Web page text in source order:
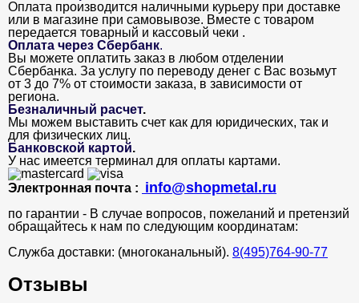
Оплата производится наличными курьеру при доставке
или в магазине при самовывозе. Вместе с товаром
передается товарный и кассовый чеки .
Оплата через Сбербанк.
Вы можете оплатить заказ в любом отделении
Сбербанка. За услугу по переводу денег с Вас возьмут
от 3 до 7% от стоимости заказа, в зависимости от
региона.
Безналичный расчет.
Мы можем выставить счет как для юридических, так и
для физических лиц.
Банковской картой.
У нас имеется терминал для оплаты картами.
Электронная почта : info@shopmetal.ru
по гарантии - В случае вопросов, пожеланий и претензий
обращайтесь к нам по следующим координатам:
Служба доставки: (многоканальный). 8(495)764-90-77
Отзывы